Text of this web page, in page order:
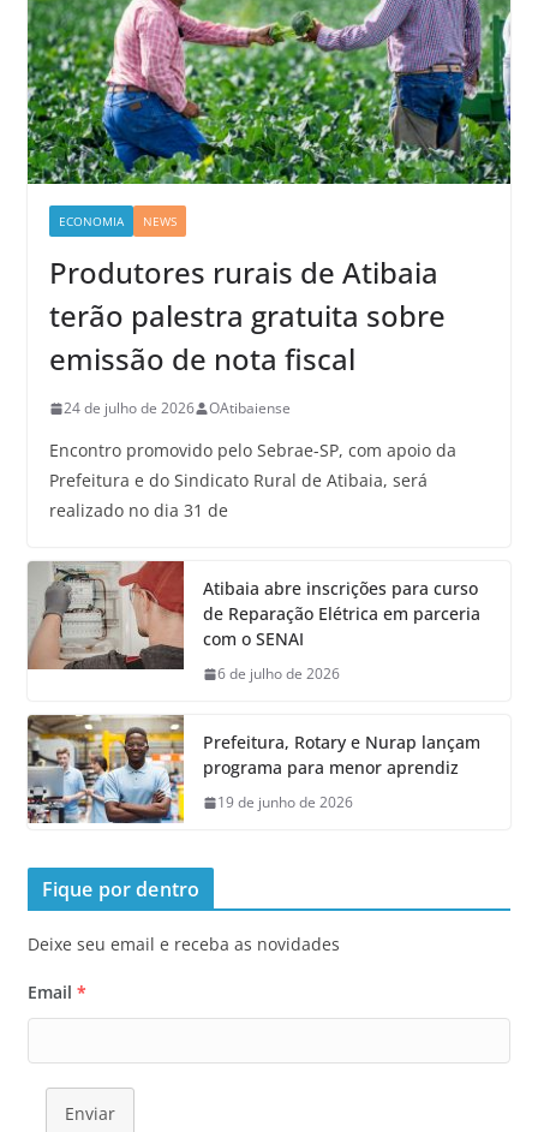
ECONOMIA NEWS
Produtores rurais de Atibaia
terão palestra gratuita sobre
emissão de nota fiscal
24 de julho de 2026 OAtibaiense
Encontro promovido pelo Sebrae-SP, com apoio da
Prefeitura e do Sindicato Rural de Atibaia, será
realizado no dia 31 de
Atibaia abre inscrições para curso
de Reparação Elétrica em parceria
com o SENAI
6 de julho de 2026
Prefeitura, Rotary e Nurap lançam
programa para menor aprendiz
19 de junho de 2026
Fique por dentro
Deixe seu email e receba as novidades
Email *
Enviar